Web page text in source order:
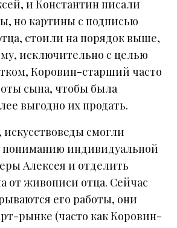
и Константин писали
но картины с подписью
стоили на порядок выше,
исключительно с целью
Коровин-старший часто
сына, чтобы была
выгодно их продать.
смогли
пониманию индивидуальной
Алексея и отделить
от живописи отца. Сейчас
его работы, они
рынке (часто как Коровин-